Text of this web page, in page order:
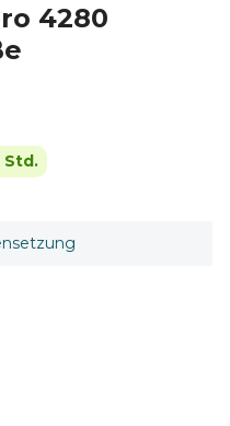
4280
Std.